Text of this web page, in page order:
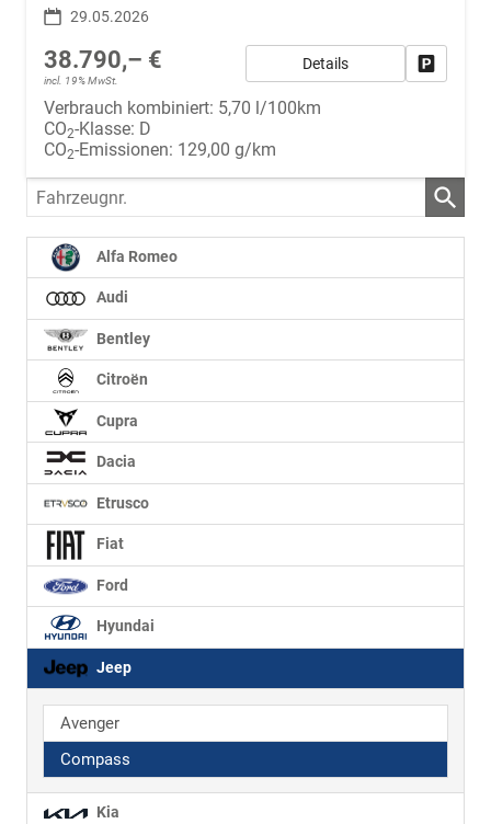
29.05.2026
38.790,– €
incl. 19% MwSt.
Details
Verbrauch kombiniert: 5,70 l/100km
CO2-Klasse: D
CO2-Emissionen: 129,00 g/km
Fahrzeugnr.
Alfa Romeo
Audi
Bentley
Citroën
Cupra
Dacia
Etrusco
Fiat
Ford
Hyundai
Jeep
Avenger
Compass
Kia